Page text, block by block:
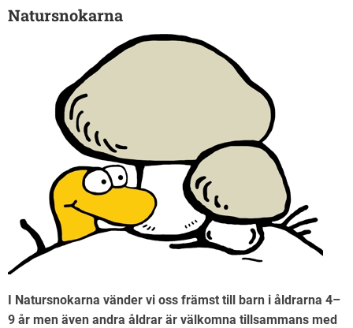
Natursnokarna
I Natursnokarna vänder vi oss främst till barn i åldrarna 4–
9 år men även andra åldrar är välkomna tillsammans med